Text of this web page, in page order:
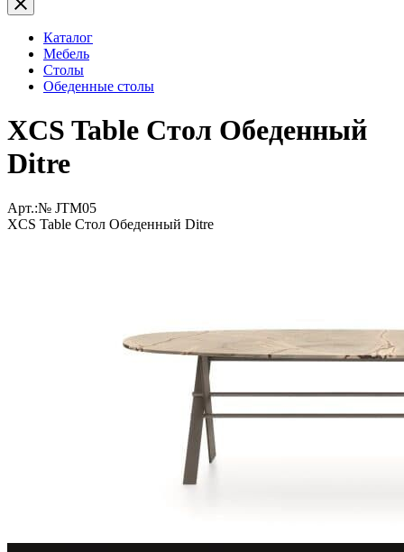
Каталог
Мебель
Столы
Обеденные столы
XCS Table Стол Обеденный
Ditre
Арт.:№ JTM05
XCS Table Стол Обеденный Ditre